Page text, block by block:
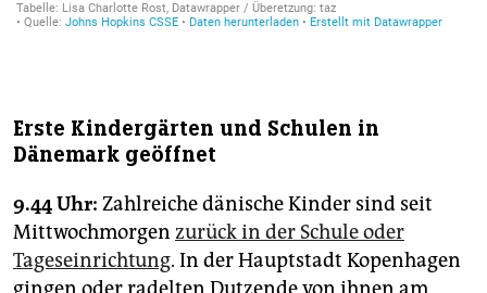
Erste Kindergärten und Schulen in
Dänemark geöffnet
9.44 Uhr: Zahlreiche dänische Kinder sind seit
Mittwochmorgen zurück in der Schule oder
Tageseinrichtung. In der Hauptstadt Kopenhagen